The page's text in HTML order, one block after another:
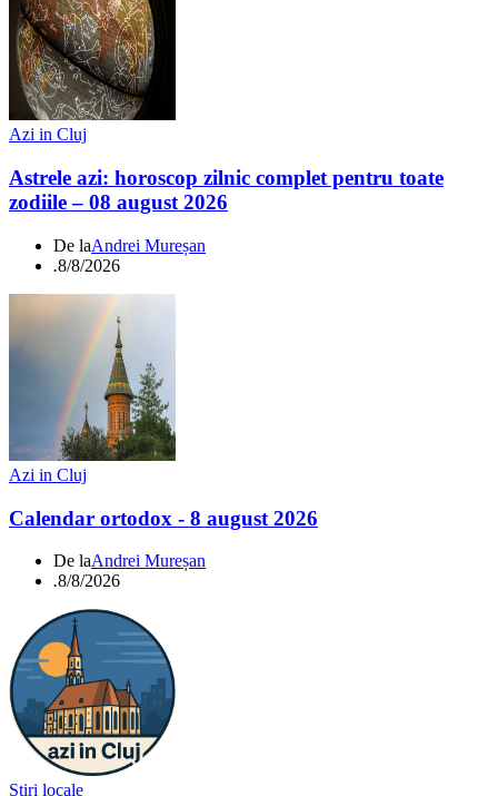
Azi in Cluj
Astrele azi: horoscop zilnic complet pentru toate
zodiile – 08 august 2026
De laAndrei Mureșan
.8/8/2026
Azi in Cluj
Calendar ortodox - 8 august 2026
De laAndrei Mureșan
.8/8/2026
Știri locale